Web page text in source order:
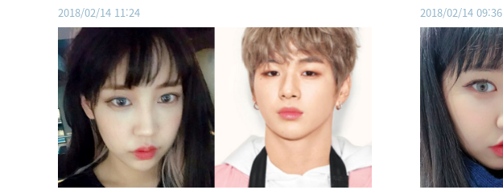
2018/02/14 11:24 2018/02/14 09:36